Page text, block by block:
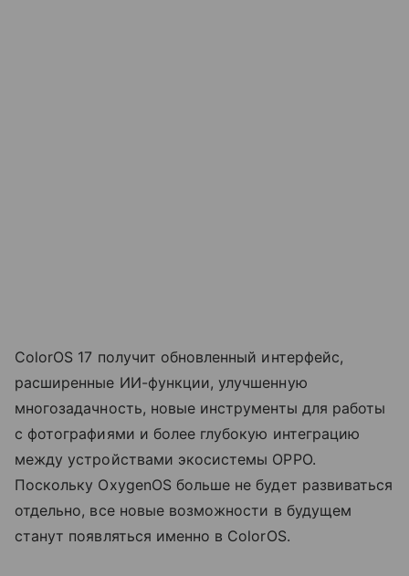
ColorOS 17 получит обновленный интерфейс,
расширенные ИИ-функции, улучшенную
многозадачность, новые инструменты для работы
с фотографиями и более глубокую интеграцию
между устройствами экосистемы OPPO.
Поскольку OxygenOS больше не будет развиваться
отдельно, все новые возможности в будущем
станут появляться именно в ColorOS.